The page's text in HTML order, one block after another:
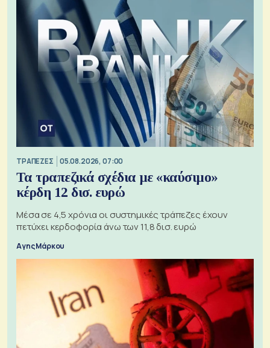
ΤΡΑΠΕΖΕΣ 05.08.2026, 07:00
Τα τραπεζικά σχέδια με «καύσιμο»
κέρδη 12 δισ. ευρώ
Μέσα σε 4,5 χρόνια οι συστημικές τράπεζες έχουν
πετύχει κερδοφορία άνω των 11,8 δισ. ευρώ
Αγης Μάρκου